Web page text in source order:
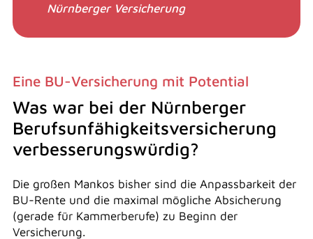
Nürnberger Versicherung
Eine BU-Versicherung mit Potential
Was war bei der Nürnberger
Berufsunfähigkeitsversicherung
verbesserungswürdig?
Die großen Mankos bisher sind die Anpassbarkeit der
BU-Rente und die maximal mögliche Absicherung
(gerade für Kammerberufe) zu Beginn der
Versicherung.